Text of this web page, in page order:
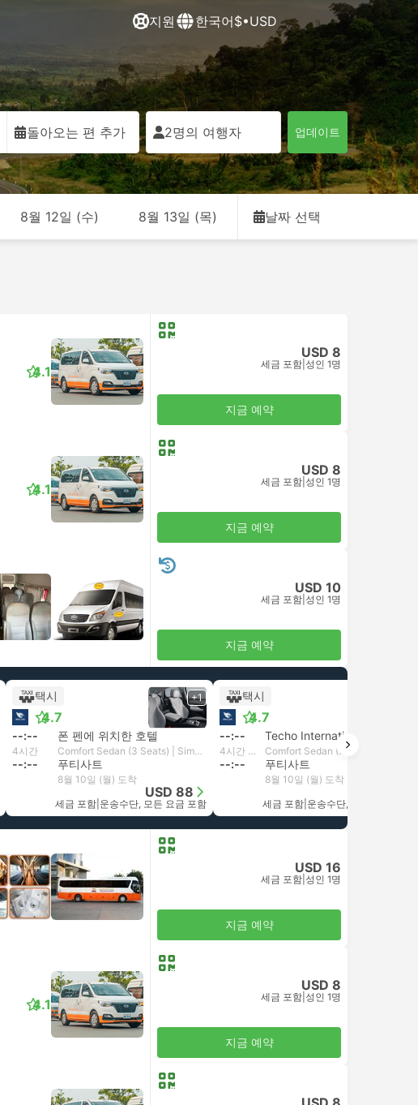
지원 한국어$•USD
돌아오는 편 추가 2명의 여행자 업데이트
8월 12일 (수) 8월 13일 (목) 날짜 선택
4.1
USD 8
세금 포함 성인 1명
지금 예약
4.1
USD 8
세금 포함 성인 1명
지금 예약
USD 10
세금 포함 성인 1명
지금 예약
택시
4.7
+1
--:-- 폰 펜에 위치한 호텔
4시간 Comfort Sedan (3 Seats) | Sima Car
--:-- 푸티사트
8월 10일 (월) 도착
USD 88
세금 포함 운송수단, 모든 요금 포함
택시
4.7
--:--
4시간 20분
--:-- 푸티사트
8월 10일 (월) 도착
세금 포함 운송수단, 모든 요금 포함
USD 16
세금 포함 성인 1명
지금 예약
4.1
USD 8
세금 포함 성인 1명
지금 예약